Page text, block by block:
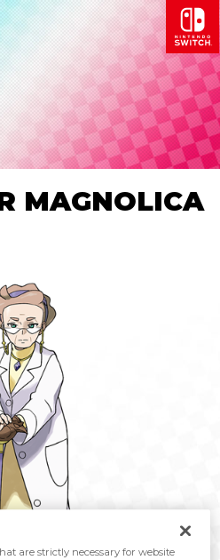
MAGNOLICA
are strictly necessary for website